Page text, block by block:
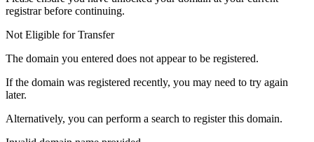
registrar before continuing.
Not Eligible for Transfer
The domain you entered does not appear to be registered.
If the domain was registered recently, you may need to try again
later.
Alternatively, you can perform a search to register this domain.